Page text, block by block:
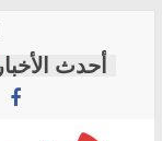
content